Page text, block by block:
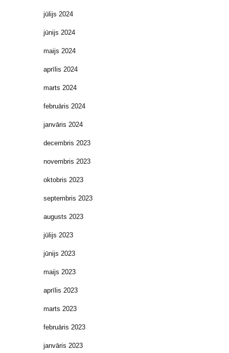
jūlijs 2024
jūnijs 2024
maijs 2024
aprīlis 2024
marts 2024
februāris 2024
janvāris 2024
decembris 2023
novembris 2023
oktobris 2023
septembris 2023
augusts 2023
jūlijs 2023
jūnijs 2023
maijs 2023
aprīlis 2023
marts 2023
februāris 2023
janvāris 2023